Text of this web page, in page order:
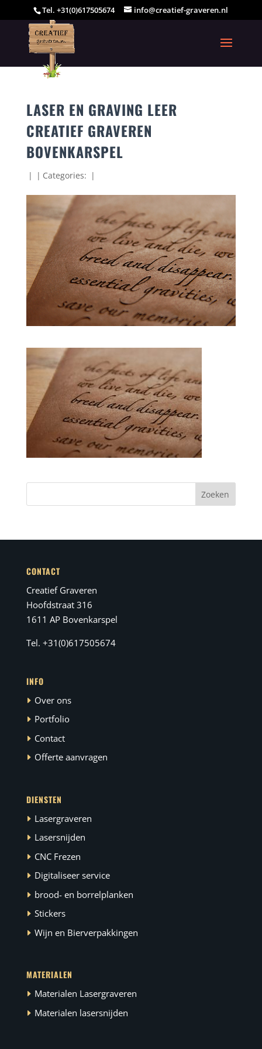
Tel. +31(0)617505674 info@creatief-graveren.nl
LASER EN GRAVING LEER
CREATIEF GRAVEREN
BOVENKARSPEL
| | Categories: |
CONTACT
Creatief Graveren
Hoofdstraat 316
1611 AP Bovenkarspel
Tel. +31(0)617505674
INFO
Over ons
Portfolio
Contact
Offerte aanvragen
DIENSTEN
Lasergraveren
Lasersnijden
CNC Frezen
Digitaliseer service
brood- en borrelplanken
Stickers
Wijn en Bierverpakkingen
MATERIALEN
Materialen Lasergraveren
Materialen lasersnijden